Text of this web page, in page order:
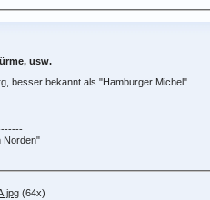
usw.
besser bekannt als "Hamburger Michel"
Norden"
(64x)